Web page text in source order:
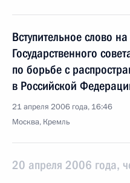
Вступительное слово
Государственного
по борьбе с
в Российской
21 апреля 2006 года, 16:46
Москва, Кремль
20 апреля 2006 года,